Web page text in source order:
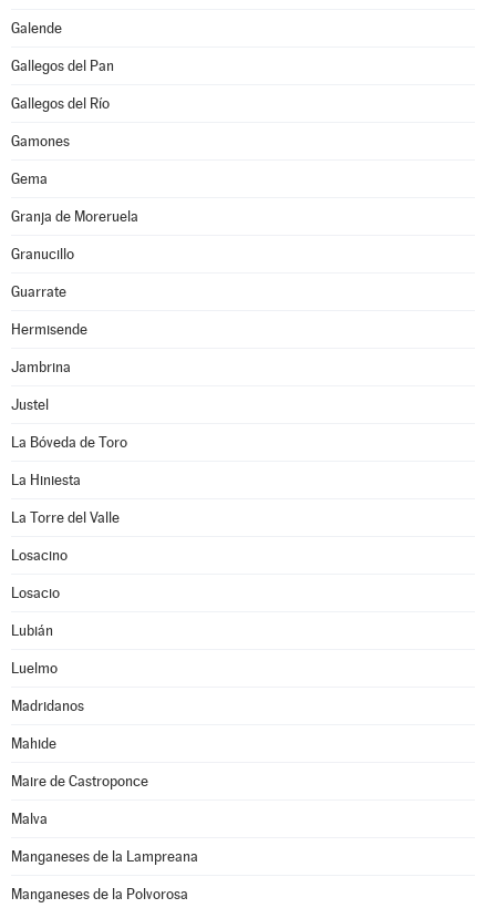
Galende
Gallegos del Pan
Gallegos del Río
Gamones
Gema
Granja de Moreruela
Granucillo
Guarrate
Hermisende
Jambrina
Justel
La Bóveda de Toro
La Hiniesta
La Torre del Valle
Losacino
Losacio
Lubián
Luelmo
Madridanos
Mahide
Maire de Castroponce
Malva
Manganeses de la Lampreana
Manganeses de la Polvorosa